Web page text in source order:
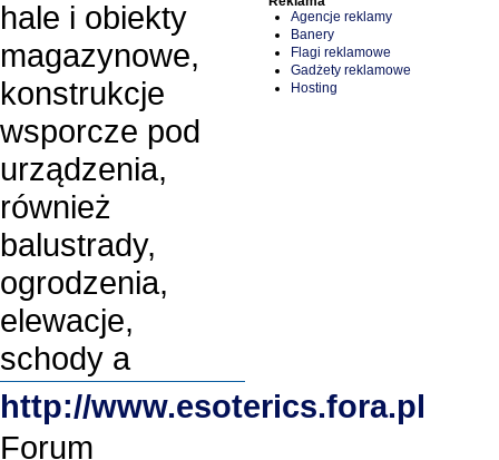
Agencje reklamy
Banery
Flagi reklamowe
Gadżety reklamowe
Hosting
hale i obiekty
magazynowe,
konstrukcje
wsporcze pod
urządzenia,
również
balustrady,
ogrodzenia,
elewacje,
schody a
http://www.esoterics.fora.pl
Forum